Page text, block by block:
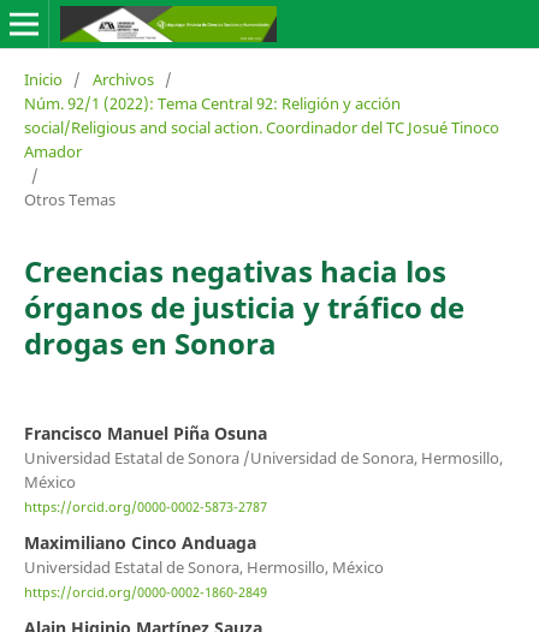
Inicio / Archivos /
Núm. 92/1 (2022): Tema Central 92: Religión y acción
social/Religious and social action. Coordinador del TC Josué Tinoco
Amador
/
Otros Temas
Creencias negativas hacia los
órganos de justicia y tráfico de
drogas en Sonora
Francisco Manuel Piña Osuna
Universidad Estatal de Sonora /Universidad de Sonora, Hermosillo,
México
https://orcid.org/0000-0002-5873-2787
Maximiliano Cinco Anduaga
Universidad Estatal de Sonora, Hermosillo, México
https://orcid.org/0000-0002-1860-2849